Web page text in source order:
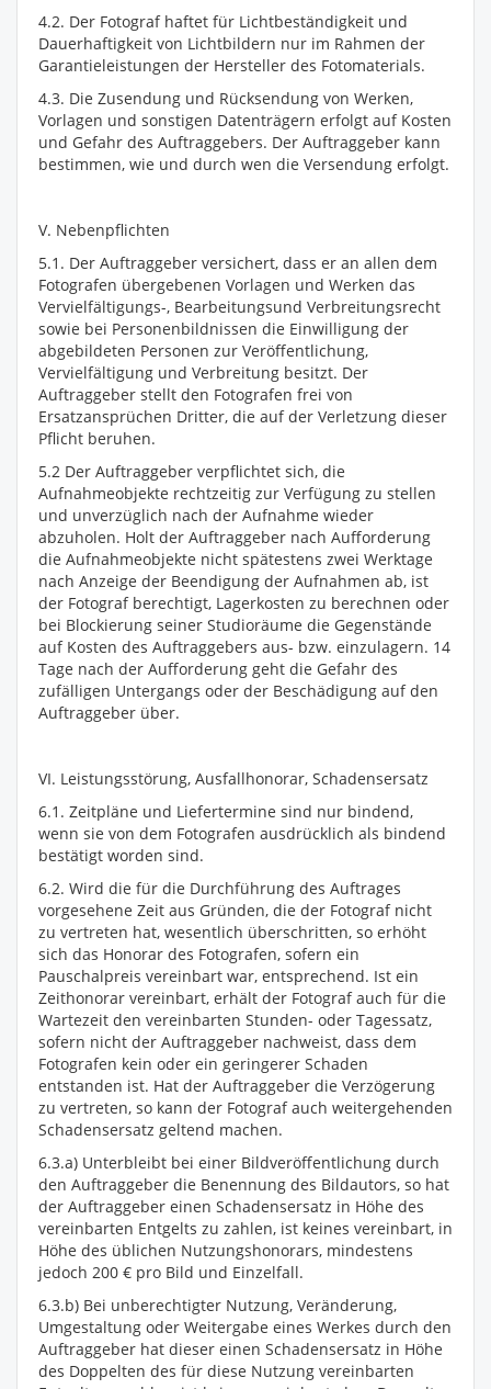
4.2. Der Fotograf haftet für Lichtbeständigkeit und
Dauerhaftigkeit von Lichtbildern nur im Rahmen der
Garantieleistungen der Hersteller des Fotomaterials.
4.3. Die Zusendung und Rücksendung von Werken,
Vorlagen und sonstigen Datenträgern erfolgt auf Kosten
und Gefahr des Auftraggebers. Der Auftraggeber kann
bestimmen, wie und durch wen die Versendung erfolgt.
V. Nebenpflichten
5.1. Der Auftraggeber versichert, dass er an allen dem
Fotografen übergebenen Vorlagen und Werken das
Vervielfältigungs-, Bearbeitungsund Verbreitungsrecht
sowie bei Personenbildnissen die Einwilligung der
abgebildeten Personen zur Veröffentlichung,
Vervielfältigung und Verbreitung besitzt. Der
Auftraggeber stellt den Fotografen frei von
Ersatzansprüchen Dritter, die auf der Verletzung dieser
Pflicht beruhen.
5.2 Der Auftraggeber verpflichtet sich, die
Aufnahmeobjekte rechtzeitig zur Verfügung zu stellen
und unverzüglich nach der Aufnahme wieder
abzuholen. Holt der Auftraggeber nach Aufforderung
die Aufnahmeobjekte nicht spätestens zwei Werktage
nach Anzeige der Beendigung der Aufnahmen ab, ist
der Fotograf berechtigt, Lagerkosten zu berechnen oder
bei Blockierung seiner Studioräume die Gegenstände
auf Kosten des Auftraggebers aus- bzw. einzulagern. 14
Tage nach der Aufforderung geht die Gefahr des
zufälligen Untergangs oder der Beschädigung auf den
Auftraggeber über.
VI. Leistungsstörung, Ausfallhonorar, Schadensersatz
6.1. Zeitpläne und Liefertermine sind nur bindend,
wenn sie von dem Fotografen ausdrücklich als bindend
bestätigt worden sind.
6.2. Wird die für die Durchführung des Auftrages
vorgesehene Zeit aus Gründen, die der Fotograf nicht
zu vertreten hat, wesentlich überschritten, so erhöht
sich das Honorar des Fotografen, sofern ein
Pauschalpreis vereinbart war, entsprechend. Ist ein
Zeithonorar vereinbart, erhält der Fotograf auch für die
Wartezeit den vereinbarten Stunden- oder Tagessatz,
sofern nicht der Auftraggeber nachweist, dass dem
Fotografen kein oder ein geringerer Schaden
entstanden ist. Hat der Auftraggeber die Verzögerung
zu vertreten, so kann der Fotograf auch weitergehenden
Schadensersatz geltend machen.
6.3.a) Unterbleibt bei einer Bildveröffentlichung durch
den Auftraggeber die Benennung des Bildautors, so hat
der Auftraggeber einen Schadensersatz in Höhe des
vereinbarten Entgelts zu zahlen, ist keines vereinbart, in
Höhe des üblichen Nutzungshonorars, mindestens
jedoch 200 € pro Bild und Einzelfall.
6.3.b) Bei unberechtigter Nutzung, Veränderung,
Umgestaltung oder Weitergabe eines Werkes durch den
Auftraggeber hat dieser einen Schadensersatz in Höhe
des Doppelten des für diese Nutzung vereinbarten